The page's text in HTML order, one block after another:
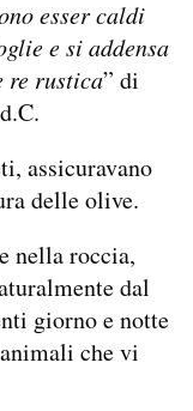
esser caldi
e si addensa
re rustica” di
assicuravano
delle olive.
nella roccia,
dal
giorno e notte
che vi